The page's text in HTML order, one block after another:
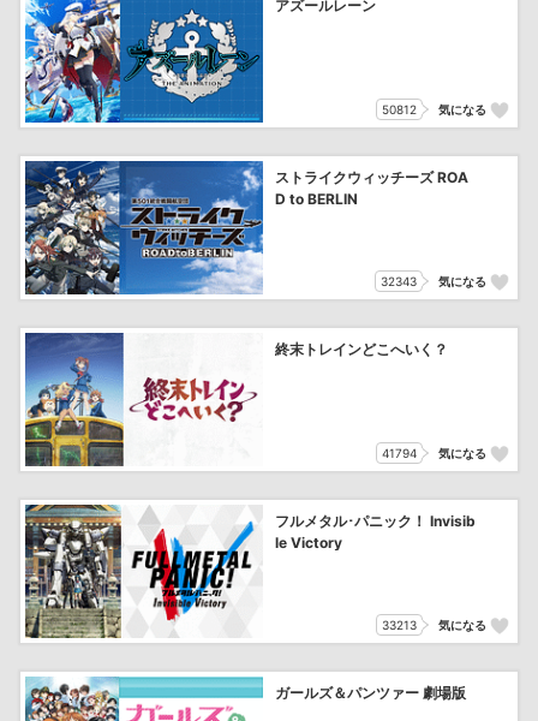
アズールレーン
50812 気になる
ストライクウィッチーズ ROA
D to BERLIN
32343 気になる
終末トレインどこへいく？
41794 気になる
フルメタル･パニック！ Invisib
le Victory
33213 気になる
ガールズ＆パンツァー 劇場版